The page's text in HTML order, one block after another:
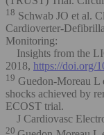
18 Schwab JO et al.
Cardioverter-
Monitoring:
Insights from the
2018, https://doi.org/
19 Guedon-Moreau L
shocks achieved by
ECOST trial.
J Cardiovasc
20